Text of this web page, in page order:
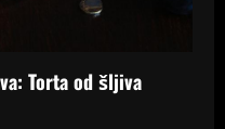
Torta od šljiva